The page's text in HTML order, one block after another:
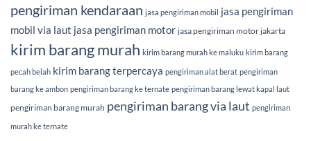
pengiriman kendaraan jasa pengiriman mobil jasa pengiriman
mobil via laut jasa pengiriman motor jasa pengiriman motor jakarta
kirim barang murah kirim barang murah ke maluku kirim barang
pecah belah kirim barang terpercaya pengiriman alat berat pengiriman
barang ke ambon pengiriman barang ke ternate pengiriman barang lewat kapal laut
pengiriman barang murah pengiriman barang via laut pengiriman
murah ke ternate